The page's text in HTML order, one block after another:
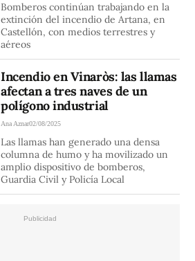
Bomberos continúan trabajando en la
extinción del incendio de Artana, en
Castellón, con medios terrestres y
aéreos
Incendio en Vinaròs: las llamas
afectan a tres naves de un
polígono industrial
Ana Aznar02/08/2025
Las llamas han generado una densa
columna de humo y ha movilizado un
amplio dispositivo de bomberos,
Guardia Civil y Policía Local